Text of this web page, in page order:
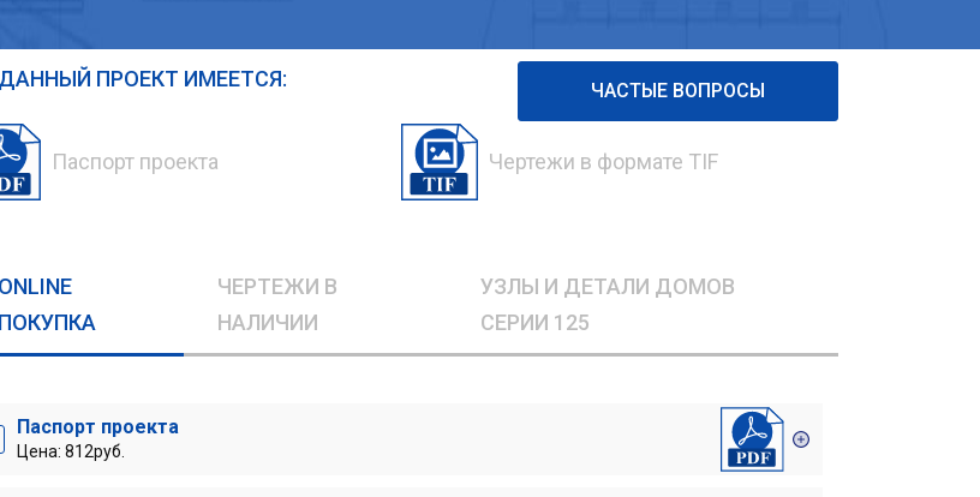
ПРОЕКТ ИМЕЕТСЯ:
Паспорт проекта Чертежи в формате TIF
ЧАСТЫЕ ВОПРОСЫ
ONLINE
ПОКУПКА
ЧЕРТЕЖИ В
НАЛИЧИИ
УЗЛЫ И ДЕТАЛИ ДОМОВ
СЕРИИ 125
Паспорт проекта
Цена: 812руб.